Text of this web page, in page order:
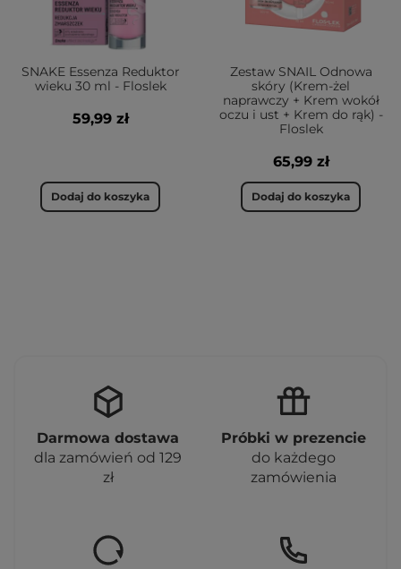
SNAKE Essenza Reduktor
wieku 30 ml - Floslek
59,99 zł
Dodaj do koszyka
Zestaw SNAIL Odnowa
skóry (Krem-żel
naprawczy + Krem wokół
oczu i ust + Krem do rąk) -
Floslek
65,99 zł
Dodaj do koszyka
Darmowa dostawa
dla zamówień od 129
zł
Próbki w prezencie
do każdego
zamówienia